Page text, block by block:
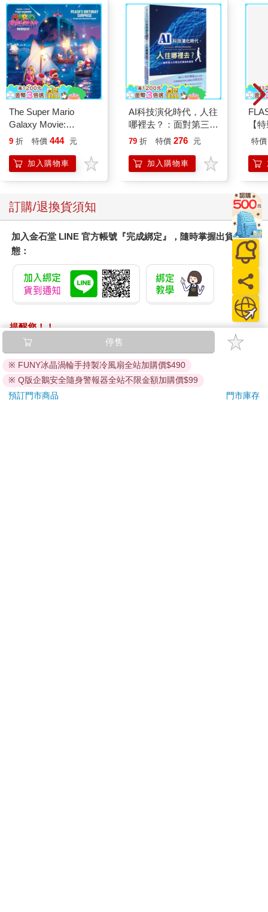
The Super Mario
Galaxy Movie:
Peach`s Birthday
Mario Galaxy Movie
Storybook
9 折 特價 444 元
加入購物車
AI科技演化時代，人往
哪裡去？：面對第三次
哥白尼革命的省思
79 折 特價 276 元
加入購物車
【
特價
訂購/退換貨須知
加入金石堂 LINE 官方帳號『完成綁定』，隨時掌握出貨動
態：
提醒您！！
金石堂及銀行均不會請您操作ATM! 如接獲電話要求您前往
ATM提款機，請不要聽從指示，以免受騙上當！
退換貨須知：
**提醒您，鑑賞期不等於試用期，退回商品須為全新狀態**
停售
※ FUNY冰晶渦輪手持製冷風扇全站加購價$490
※ Q版企鵝安全隨身警報器全站不限金額加購價$99
預訂門市商品
門市庫存